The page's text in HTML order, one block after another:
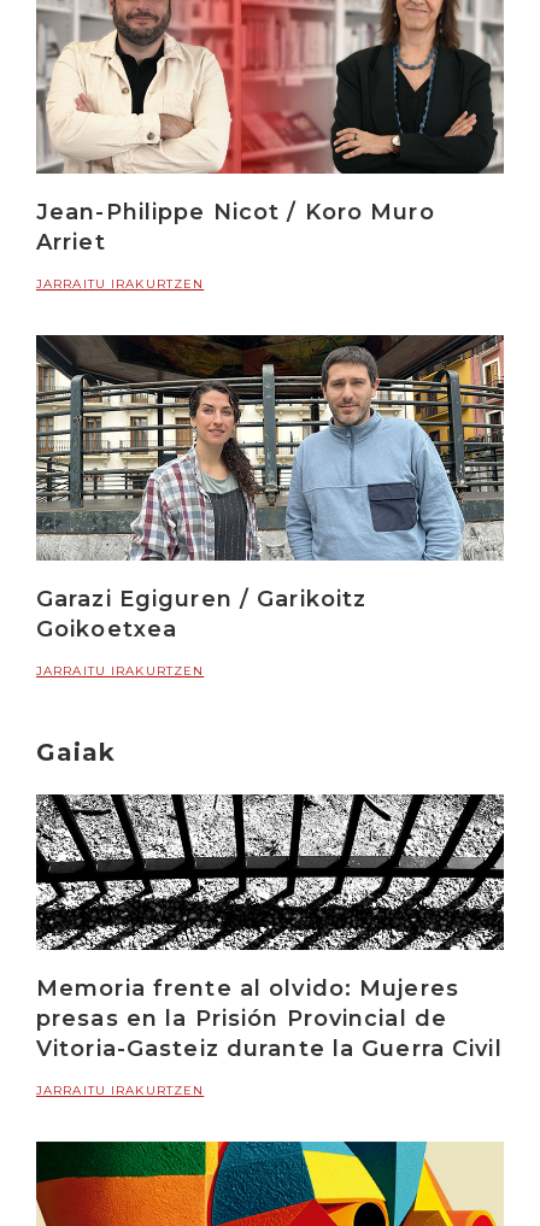
Jean-Philippe Nicot / Koro Muro
Arriet
JARRAITU IRAKURTZEN
Garazi Egiguren / Garikoitz
Goikoetxea
JARRAITU IRAKURTZEN
Gaiak
Memoria frente al olvido: Mujeres
presas en la Prisión Provincial de
Vitoria-Gasteiz durante la Guerra Civil
JARRAITU IRAKURTZEN